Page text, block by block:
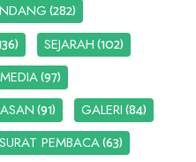
(282)
SEJARAH(102)
(97)
(91) GALERI(84)
SURAT PEMBACA(63)